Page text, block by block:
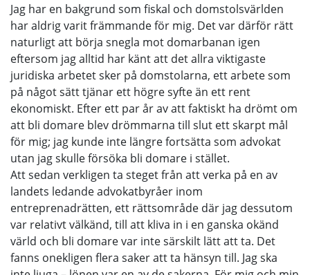
Jag har en bakgrund som fiskal och domstolsvärlden
har aldrig varit främmande för mig. Det var därför rätt
naturligt att börja snegla mot domarbanan igen
eftersom jag alltid har känt att det allra viktigaste
juridiska arbetet sker på domstolarna, ett arbete som
på något sätt tjänar ett högre syfte än ett rent
ekonomiskt. Efter ett par år av att faktiskt ha drömt om
att bli domare blev drömmarna till slut ett skarpt mål
för mig; jag kunde inte längre fortsätta som advokat
utan jag skulle försöka bli domare i stället.
Att sedan verkligen ta steget från att verka på en av
landets ledande advokatbyråer inom
entreprenadrätten, ett rättsområde där jag dessutom
var relativt välkänd, till att kliva in i en ganska okänd
värld och bli domare var inte särskilt lätt att ta. Det
fanns onekligen flera saker att ta hänsyn till. Jag ska